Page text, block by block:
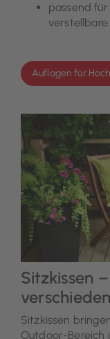
passend für
Auflagen für
Sitzkissen
Sitzkissen
Outdoor-Bereich